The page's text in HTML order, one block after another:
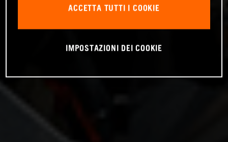
ACCETTA TUTTI I COOKIE
IMPOSTAZIONI DEI COOKIE